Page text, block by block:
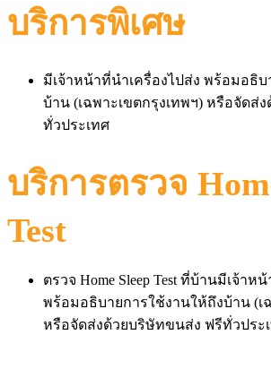
บริการพิเศษ
มีเจ้าหน้าที่นำเครื่องไปส่ง พร้อมอธิ
บ้าน (เฉพาะเขตกรุงเทพฯ) หรือจัดส่
ทั่วประเทศ
บริการตรวจ
Test
ตรวจ Home Sleep Test ที่บ้านมีเจ้าห
พร้อมอธิบายการใช้งานให้ถึงบ้าน (เ
หรือจัดส่งด้วยบริษัทขนส่ง ฟรีทั่วประ